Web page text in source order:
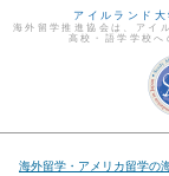
アイルランド
海外留学推進協会は、アイ
高校・語学学校
海外留学・アメリカ留学の